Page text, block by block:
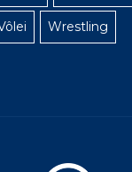
Wrestling